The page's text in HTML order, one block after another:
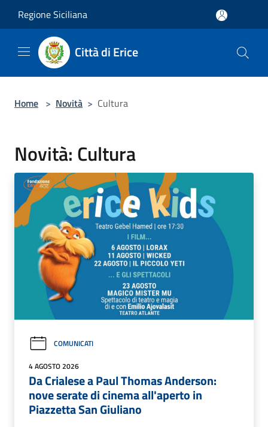
Regione Siciliana
Città di Erice
Home > Novità > Cultura
Novità: Cultura
COMUNICATI
4 AGOSTO 2026
Da Crialese a Paul Thomas Anderson:
nove serate di cinema all'aperto in
Piazzetta San Giuliano